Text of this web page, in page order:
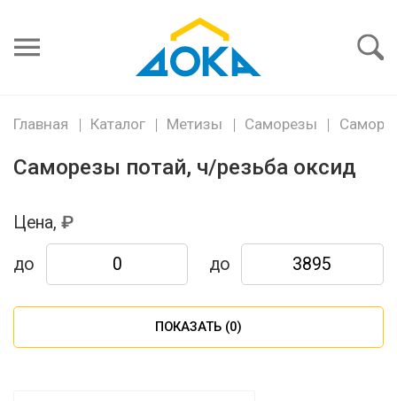
пароль
Главная Каталог Метизы Саморезы
Саморезы потай, ч/резьба оксид
Цена,
до до
ПОКАЗАТЬ (0)